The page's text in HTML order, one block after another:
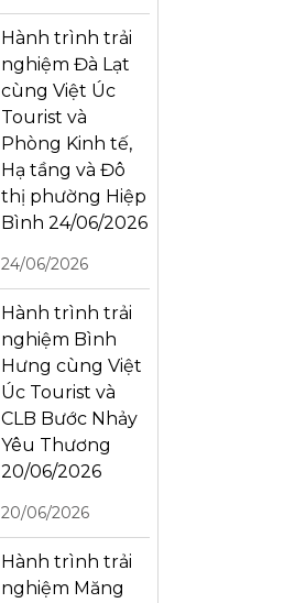
Hành trình trải
nghiệm Đà Lạt
cùng Việt Úc
Tourist và
Phòng Kinh tế,
Hạ tầng và Đô
thị phường Hiệp
Bình 24/06/2026
24/06/2026
Hành trình trải
nghiệm Bình
Hưng cùng Việt
Úc Tourist và
CLB Bước Nhảy
Yêu Thương
20/06/2026
20/06/2026
Hành trình trải
nghiệm Măng